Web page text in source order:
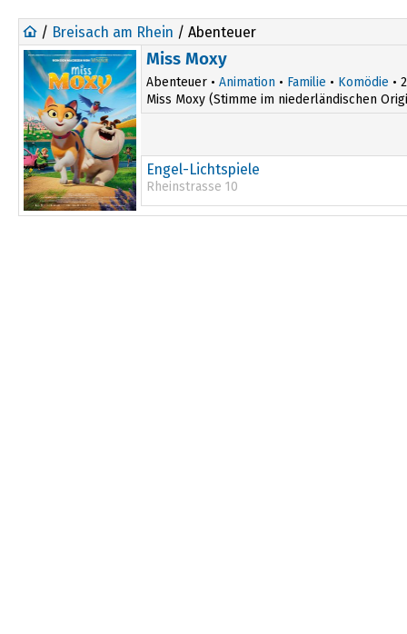
/ Breisach am Rhein / Abenteuer
Miss Moxy
Abenteuer • Animation • Familie • Komödie •
Miss Moxy (Stimme im niederländischen
Engel-Lichtspiele
Rheinstrasse 10